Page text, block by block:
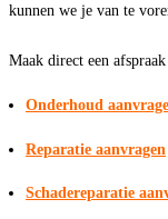
kunnen we je van te
Maak direct een
Onderhoud
Reparatie aanvragen
Schadereparatie